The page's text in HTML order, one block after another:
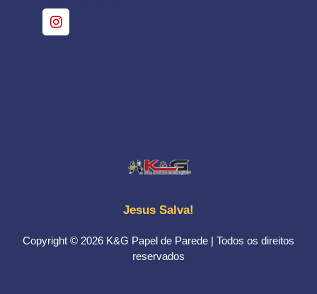
Jesus Salva!
Copyright © 2026 K&G Papel de Parede | Todos os direitos
reservados